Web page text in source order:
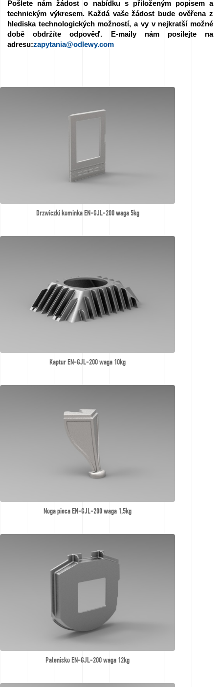
Sponzorujeme
–
We
Pošlete nám žádost o nabídku s přiloženým popisem a
technickým výkresem. Každá vaše žádost bude ověřena z
hlediska technologických možností, a vy v nejkratší možné
době obdržíte odpověď. E-maily nám posílejte na
adresu:zapytania@odlewy.com
Drzwiczki kominka EN-GJL-200 waga 5kg
Kaptur EN-GJL-200 waga 10kg
Noga pieca EN-GJL-200 waga 1,5kg
Palenisko EN-GJL-200 waga 12kg